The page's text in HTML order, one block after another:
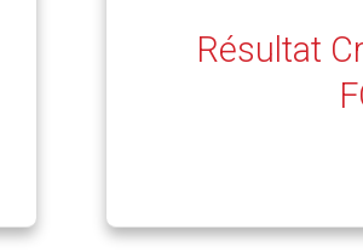
Résultat